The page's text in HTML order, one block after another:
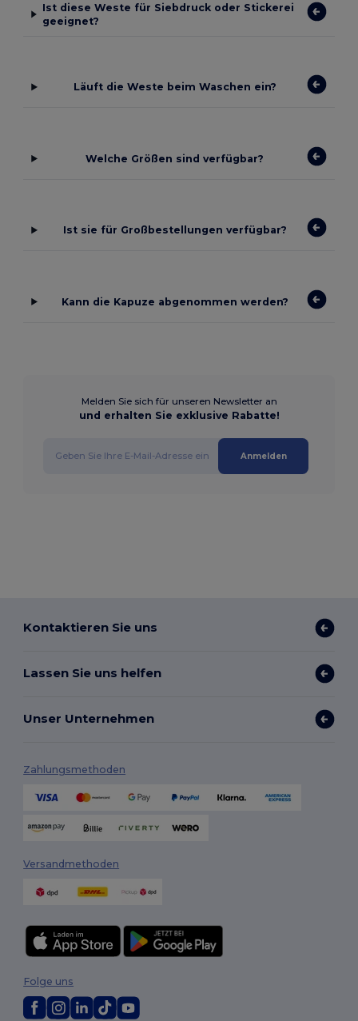
Ist diese Weste für Siebdruck oder Stickerei
geeignet?
Läuft die Weste beim Waschen ein?
Welche Größen sind verfügbar?
Ist sie für Großbestellungen verfügbar?
Kann die Kapuze abgenommen werden?
Melden Sie sich für unseren Newsletter an
und erhalten Sie exklusive Rabatte!
Anmelden
Kontaktieren Sie uns
Lassen Sie uns helfen
Unser Unternehmen
Zahlungsmethoden
Versandmethoden
Folge uns